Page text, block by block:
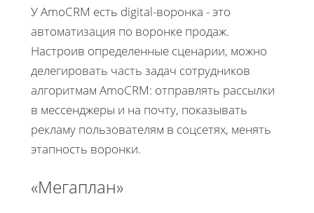
У AmoCRM есть digital-воронка - это
автоматизация по воронке продаж.
Настроив определенные сценарии, можно
делегировать часть задач сотрудников
алгоритмам AmoCRM: отправлять рассылки
в мессенджеры и на почту, показывать
рекламу пользователям в соцсетях, менять
этапность воронки.
«Мегаплан»